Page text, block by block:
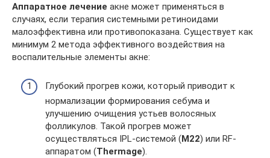
Аппаратное лечение акне может применяться в
случаях, если терапия системными ретиноидами
малоэффективна или противопоказана. Существует как
минимум 2 метода эффективного воздействия на
воспалительные элементы акне:
Глубокий прогрев кожи, который приводит к
нормализации формирования себума и
улучшению очищения устьев волосяных
фолликулов. Такой прогрев может
осуществляться IPL-системой (М22) или RF-
аппаратом (Thermage).